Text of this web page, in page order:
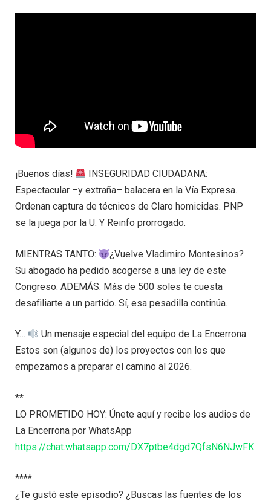
¡Buenos días!
INSEGURIDAD CIUDADANA:
Espectacular –y extraña– balacera en la Vía Expresa.
Ordenan captura de técnicos de Claro homicidas. PNP
se la juega por la U. Y Reinfo prorrogado.
MIENTRAS TANTO:
¿Vuelve Vladimiro Montesinos?
Su abogado ha pedido acogerse a una ley de este
Congreso. ADEMÁS: Más de 500 soles te cuesta
desafiliarte a un partido. Sí, esa pesadilla continúa.
Y…
Un mensaje especial del equipo de La Encerrona.
Estos son (algunos de) los proyectos con los que
empezamos a preparar el camino al 2026.
**
LO PROMETIDO HOY: Únete aquí y recibe los audios de
La Encerrona por WhatsApp
https://chat.whatsapp.com/DX7ptbe4dgd7QfsN6NJwFK
****
¿Te gustó este episodio? ¿Buscas las fuentes de los